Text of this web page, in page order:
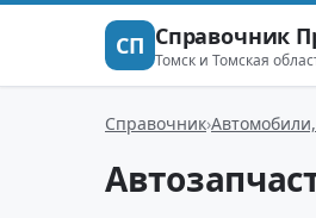
СП Справочник
Томск и Томская
Справочник